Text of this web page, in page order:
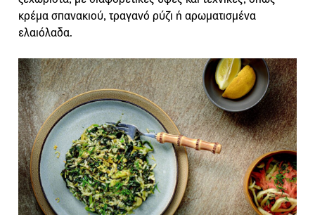
κρέμα σπανακιού, τραγανό ρύζι ή αρωματισμένα
ελαιόλαδα.